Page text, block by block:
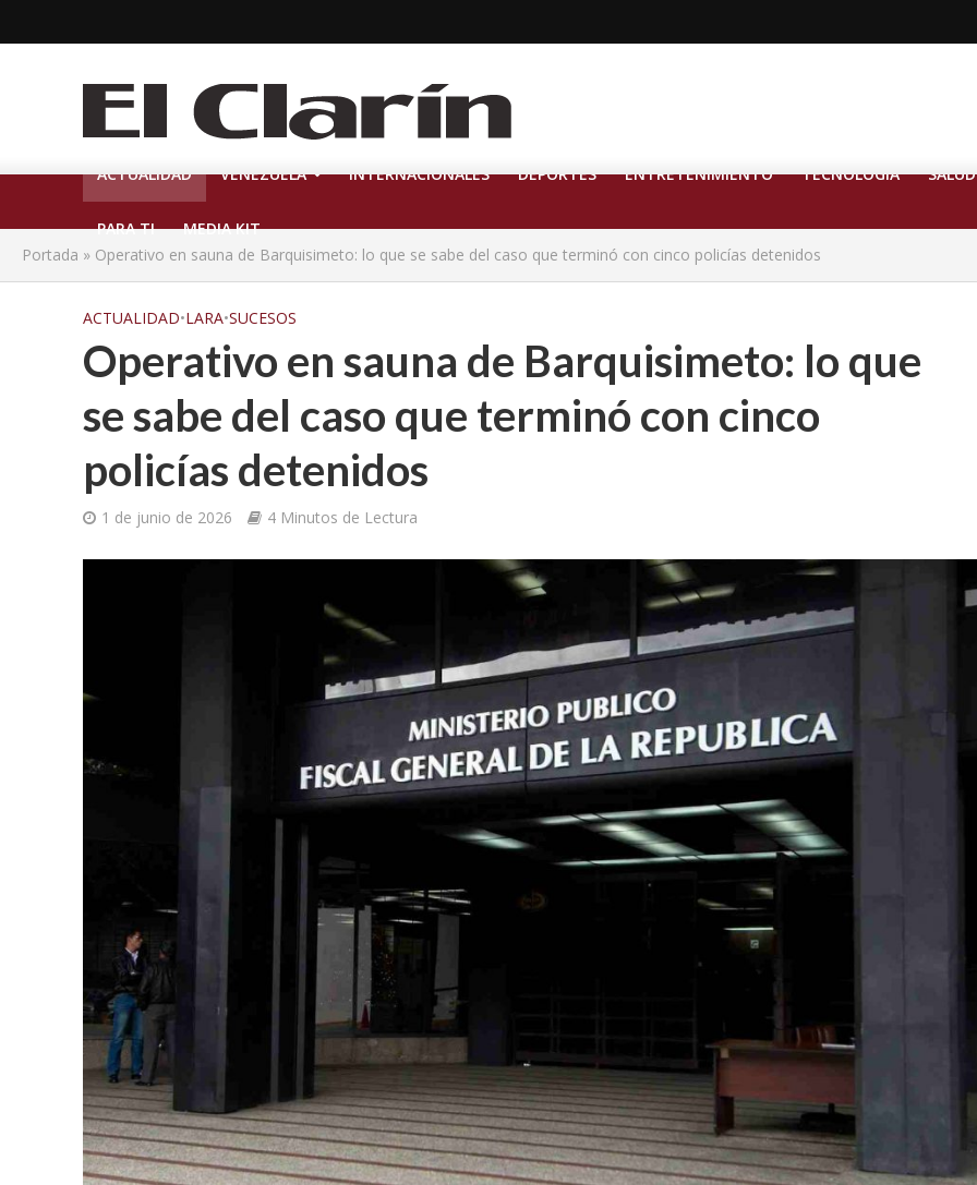
ACTUALIDAD VENEZUELA INTERNACIONALES DEPORTES ENTRETENIMIENTO TECNOLOGÍA SALUD
PARA TI
MEDIA KIT
Portada » Operativo en sauna de Barquisimeto: lo que se sabe del caso que terminó con cinco policías detenidos
ACTUALIDAD•LARA•SUCESOS
Operativo en sauna de Barquisimeto: lo que
se sabe del caso que terminó con cinco
policías detenidos
1 de junio de 2026 4 Minutos de Lectura